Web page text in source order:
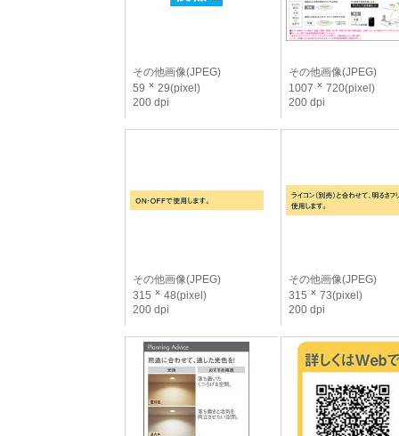
その他画像(JPEG)
59
29(pixel)
200 dpi
その他画像(JPEG)
1007
720(pixel)
200 dpi
その他画像(JPEG)
315
48(pixel)
200 dpi
その他画像(JPEG)
315
73(pixel)
200 dpi